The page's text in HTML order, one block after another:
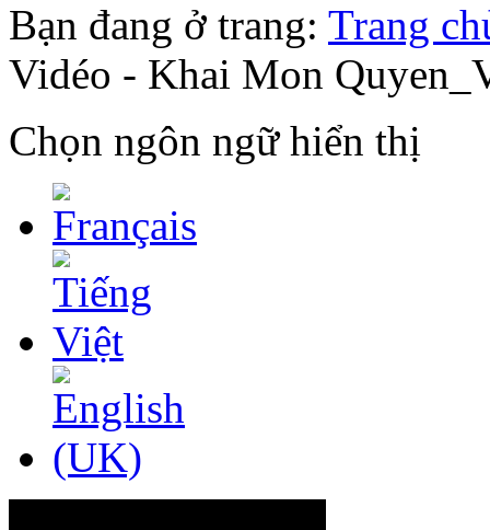
Bạn đang ở trang: Trang
Vidéo - Khai Mon
Chọn ngôn ngữ hiển thị